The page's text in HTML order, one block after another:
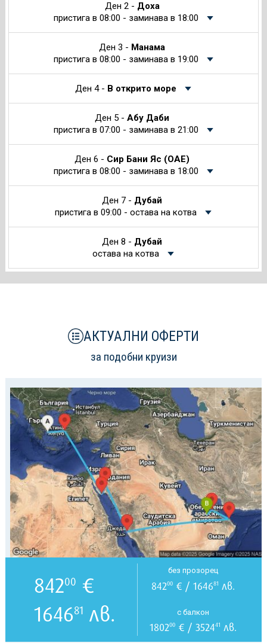
Ден 2 - Доха
пристига в 08:00 - заминава в 18:00
Ден 3 - Манама
пристига в 08:00 - заминава в 19:00
Ден 4 - В открито море
Ден 5 -Абу Даби
пристига в 07:00 - заминава в 21:00
Ден 6 - Сир Бани Яс (ОАЕ)
пристига в 08:00 - заминава в 18:00
Ден 7 - Дубай
пристига в 09:00 - остава на котва
Ден 8 - Дубай
остава на котва
АКТУАЛНИ ОФЕРТИ
за подобни круизи
84200 €
164681 лв.
без прозорец
84200 € / 164681 лв.
с балкон
180200 € / 352441 лв.